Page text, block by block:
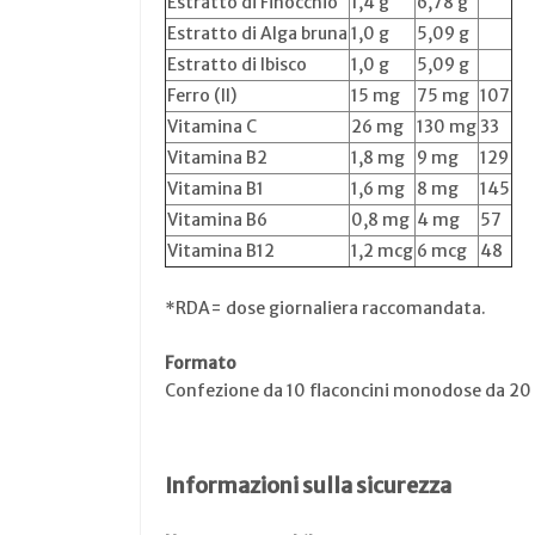
Estratto di Alga bruna 1,0 g
5,09 g
Estratto di Ibisco
1,0 g
5,09 g
Ferro (II)
15 mg 75 mg 107
Vitamina C
26 mg 130 mg 33
Vitamina B2
1,8 mg 9 mg
129
Vitamina B1
1,6 mg 8 mg
145
Vitamina B6
0,8 mg 4 mg
57
Vitamina B12
1,2 mcg 6 mcg 48
*RDA= dose giornaliera raccomandata.
Formato
Confezione da 10 flaconcini monodose da
Informazioni sulla sicurezza